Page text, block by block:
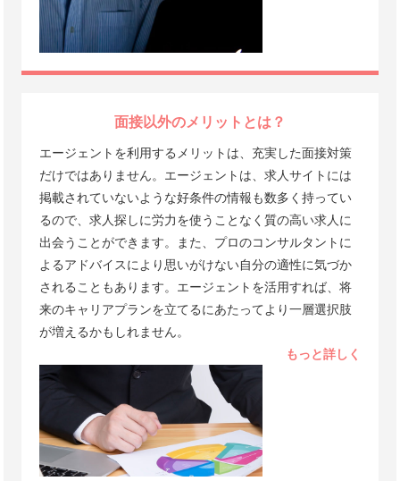
面接以外のメリットとは？
エージェントを利用するメリットは、充実した面接対策
だけではありません。エージェントは、求人サイトには
掲載されていないような好条件の情報も数多く持ってい
るので、求人探しに労力を使うことなく質の高い求人に
出会うことができます。また、プロのコンサルタントに
よるアドバイスにより思いがけない自分の適性に気づか
されることもあります。エージェントを活用すれば、将
来のキャリアプランを立てるにあたってより一層選択肢
が増えるかもしれません。
もっと詳しく